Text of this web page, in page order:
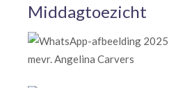
Middagtoezicht
mevr. Angelina Carvers